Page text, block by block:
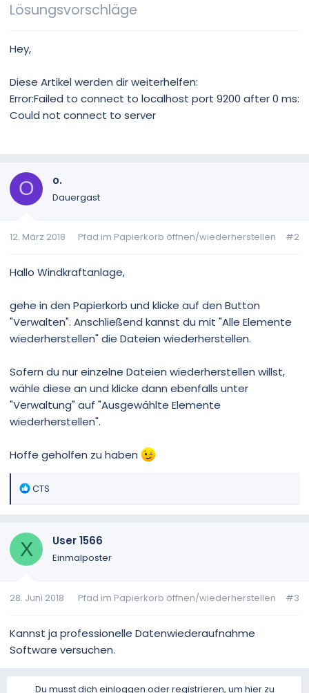
Lösungsvorschläge
Hey,
Diese Artikel werden dir weiterhelfen:
Error:Failed to connect to localhost port 9200 after 0 ms:
Could not connect to server
O o.
Dauergast
12. März 2018 Pfad im Papierkorb öffnen/wiederherstellen #2
Hallo Windkraftanlage,
gehe in den Papierkorb und klicke auf den Button
"Verwalten". Anschließend kannst du mit "Alle Elemente
wiederherstellen" die Dateien wiederherstellen.
Sofern du nur einzelne Dateien wiederherstellen willst,
wähle diese an und klicke dann ebenfalls unter
"Verwaltung" auf "Ausgewählte Elemente
wiederherstellen".
Hoffe geholfen zu haben
R
t
i
e
CTS
X User 1566
Einmalposter
28. Juni 2018 Pfad im Papierkorb öffnen/wiederherstellen #3
Kannst ja professionelle Datenwiederaufnahme
Software versuchen.
Du musst dich einloggen oder registrieren, um hier zu